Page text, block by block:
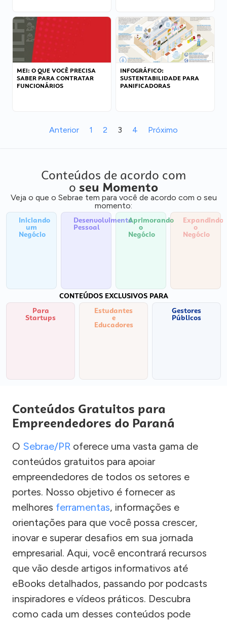
MEI: O QUE VOCÊ PRECISA
SABER PARA CONTRATAR
FUNCIONÁRIOS
INFOGRÁFICO:
SUSTENTABILIDADE PARA
PANIFICADORAS
Anterior 1 2 3 4 Próximo
Conteúdos de acordo com
o seu Momento
Veja o que o Sebrae tem para você de acordo com o seu
momento:
Iniciando
um
Negócio
Desenvolvimento
Pessoal
Aprimorando
o
Negócio
Expandindo
o
Negócio
CONTEÚDOS EXCLUSIVOS PARA
Para
Startups
Estudantes
e
Educadores
Gestores
Públicos
Conteúdos Gratuitos para
Empreendedores do Paraná
O Sebrae/PR oferece uma vasta gama de
conteúdos gratuitos para apoiar
empreendedores de todos os setores e
portes. Nosso objetivo é fornecer as
melhores ferramentas, informações e
orientações para que você possa crescer,
inovar e superar desafios em sua jornada
empresarial. Aqui, você encontrará recursos
que vão desde artigos informativos até
eBooks detalhados, passando por podcasts
inspiradores e vídeos práticos. Descubra
como cada um desses conteúdos pode